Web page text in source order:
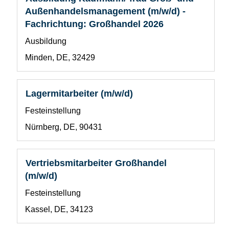
Außenhandelsmanagement (m/w/d) -
Fachrichtung: Großhandel 2026
Benutzerdefiniertes
1
Ausbildung
Standort
Minden, DE, 32429
Sie
die
um
die
Stellenbezeichnung
Lagermitarbeiter (m/w/d)
Benutzerdefiniertes
1
Festeinstellung
Standort
Nürnberg, DE, 90431
Drücken
die
Leertaste,
die
Stelleninformationen
vollständig
anzuzeigen.
Stellenbezeichnung
Vertriebsmitarbeiter Großhandel
(m/w/d)
Benutzerdefiniertes
1
Festeinstellung
Standort
Kassel, DE, 34123
Drücken
Sie
Leertaste,
um